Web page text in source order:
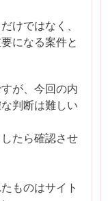
けではなく、
になる案件と
が、今回の内
判断は難しい
たら確認させ
ものはサイト